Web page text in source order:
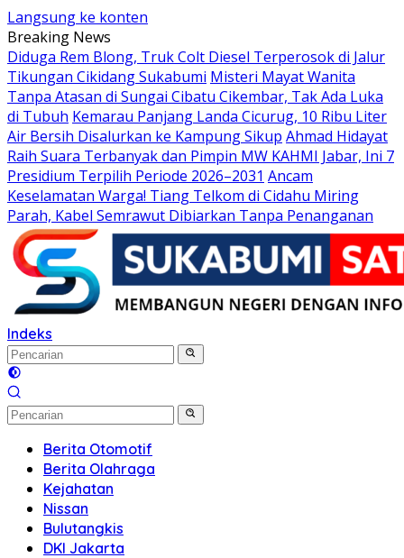
Langsung ke konten
Breaking News
Diduga Rem Blong, Truk Colt Diesel Terperosok di Jalur
Tikungan Cikidang Sukabumi Misteri Mayat Wanita
Tanpa Atasan di Sungai Cibatu Cikembar, Tak Ada Luka
di Tubuh Kemarau Panjang Landa Cicurug, 10 Ribu Liter
Air Bersih Disalurkan ke Kampung Sikup Ahmad Hidayat
Raih Suara Terbanyak dan Pimpin MW KAHMI Jabar, Ini 7
Presidium Terpilih Periode 2026–2031 Ancam
Keselamatan Warga! Tiang Telkom di Cidahu Miring
Parah, Kabel Semrawut Dibiarkan Tanpa Penanganan
Indeks
Berita Otomotif
Berita Olahraga
Kejahatan
Nissan
Bulutangkis
DKI Jakarta